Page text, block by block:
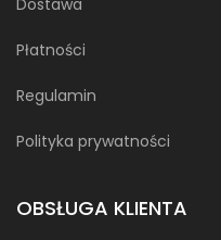
Płatności
Regulamin
Polityka prywatności
OBSŁUGA KLIENTA